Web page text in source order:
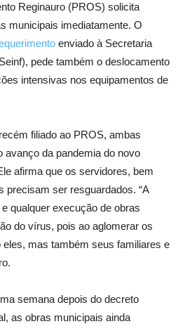
Reginauro (PROS) solicita
municipais imediatamente. O
enviado à Secretaria
pede também o deslocamento
intensivas nos equipamentos de
filiado ao PROS, ambas
da pandemia do novo
afirma que os servidores, bem
precisam ser resguardados. “A
qualquer execução de obras
do vírus, pois ao aglomerar os
mas também seus familiares e
semana depois do decreto
as obras municipais ainda